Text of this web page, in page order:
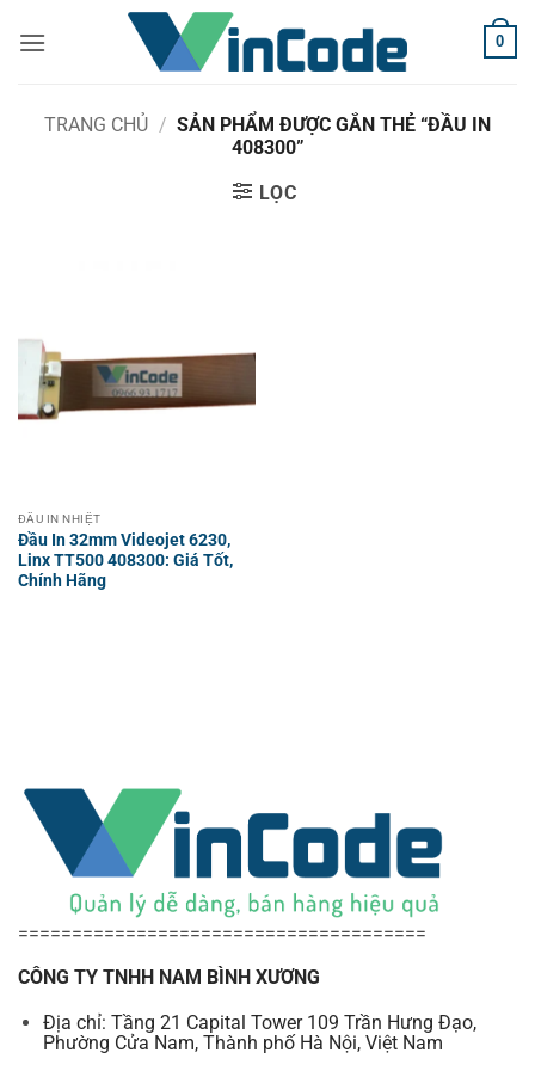
qua
0
TRANG CHỦ / SẢN PHẨM ĐƯỢC GẮN THẺ “ĐẦU IN
408300”
LỌC
ĐẦU IN NHIỆT
Đầu In 32mm Videojet 6230,
Linx TT500 408300: Giá Tốt,
Chính Hãng
======================================
CÔNG TY TNHH NAM BÌNH XƯƠNG
Địa chỉ: Tầng 21 Capital Tower 109 Trần Hưng Đạo,
Phường Cửa Nam, Thành phố Hà Nội, Việt Nam